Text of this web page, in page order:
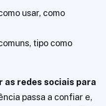
usar, como
tipo como
as redes sociais para
passa a confiar e,